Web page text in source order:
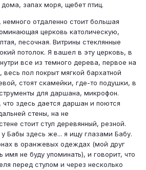
запах моря, щебет птиц.
отдаленно стоит большая
церковь католическую,
песочная. Витрины стеклянные
потолок. Я вашел в эту церковь, в
все из темного дерева, первое на
весь пол покрыт мягкой бархатной
стоят скамейки, где-то подушки, в
для даршана, микрофон.
здесь дается даршан и поются
стены, на не
стоит стул деревянный, резной.
Бабы здесь же... я ищу глазами Бабу.
в оранжевых одеждах (мой друг
не буду упоминать), и говорит, что
перед стулом и через несколько